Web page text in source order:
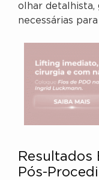
olhar detalhista,
necessárias
Resultados
Pós-